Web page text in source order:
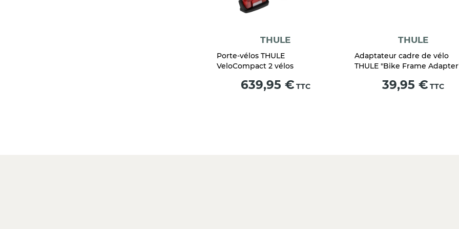
THULE
Porte-vélos THULE
VeloCompact 2 vélos
Prix
639,95 € TTC
THULE
Adaptateur cadre de vélo
THULE "Bike Frame
Prix
39,95 € TTC